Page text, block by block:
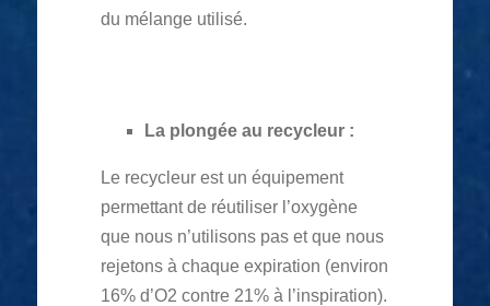
du mélange utilisé.
La plongée au recycleur :
Le recycleur est un équipement
permettant de réutiliser l’oxygène
que nous n’utilisons pas et que nous
rejetons à chaque expiration (environ
16% d’O2 contre 21% à l’inspiration).